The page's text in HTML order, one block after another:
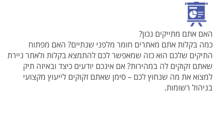
האם אתם מתייקים נכון?
כמה בקלות אתם מאתרים חומר מלפני שנתיים? האם מפתוח
התיקים שלכם הוא כזה שמאפשר לכם להתמצא בקלות ולאתר ניירת
שאתם זקוקים לה במהירות? אם אינכם יודעים כיצד ובאיזה תיק
למצוא את מה שנחוץ לכם – סימן שאתם זקוקים לייעוץ מקצועי
בניהול רשומות.